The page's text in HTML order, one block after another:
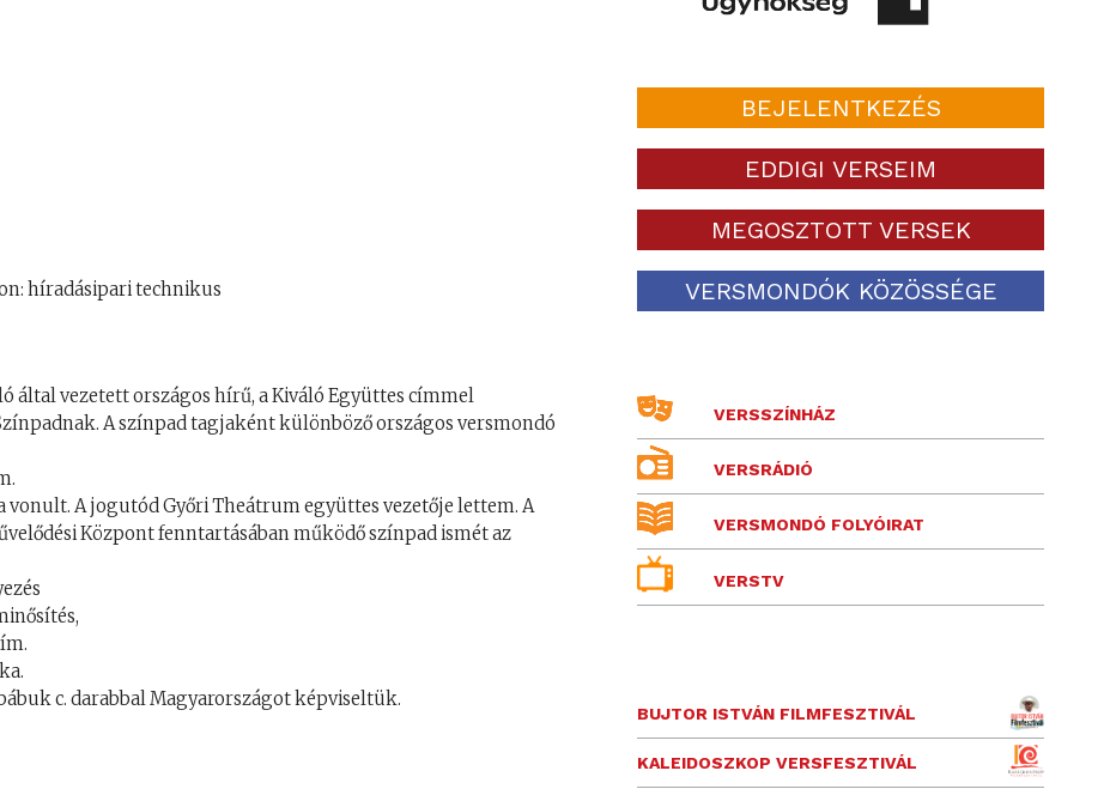
híradásipari technikus
által vezetett országos hírű, a Kiváló Együttes címmel
A színpad tagjaként különböző országos versmondó
vonult. A jogutód Győri Theátrum együttes vezetője lettem. A
Központ fenntartásában működő színpad ismét az
c. darabbal Magyarországot képviseltük.
BEJELENTKEZÉS
EDDIGI VERSEIM
MEGOSZTOTT VERSEK
VERSMONDÓK KÖZÖSSÉGE
VERSSZÍNHÁZ
VERSRÁDIÓ
VERSMONDÓ FOLYÓIRAT
VERSTV
BUJTOR ISTVÁN FILMFESZTIVÁL
KALEIDOSZKOP VERSFESZTIVÁL